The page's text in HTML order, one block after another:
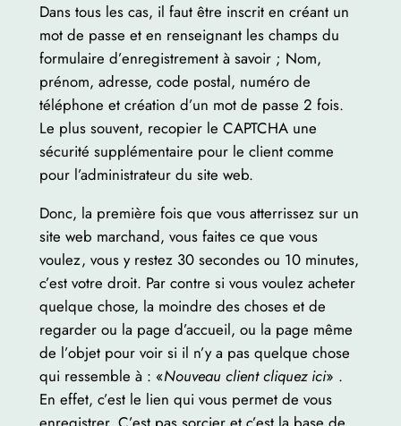
Dans tous les cas, il faut être inscrit en créant un
mot de passe et en renseignant les champs du
formulaire d’enregistrement à savoir ; Nom,
prénom, adresse, code postal, numéro de
téléphone et création d’un mot de passe 2 fois.
Le plus souvent, recopier le CAPTCHA une
sécurité supplémentaire pour le client comme
pour l’administrateur du site web.
Donc, la première fois que vous atterrissez sur un
site web marchand, vous faites ce que vous
voulez, vous y restez 30 secondes ou 10 minutes,
c’est votre droit. Par contre si vous voulez acheter
quelque chose, la moindre des choses et de
regarder ou la page d’accueil, ou la page même
de l’objet pour voir si il n’y a pas quelque chose
qui ressemble à : «Nouveau client cliquez ici» .
En effet, c’est le lien qui vous permet de vous